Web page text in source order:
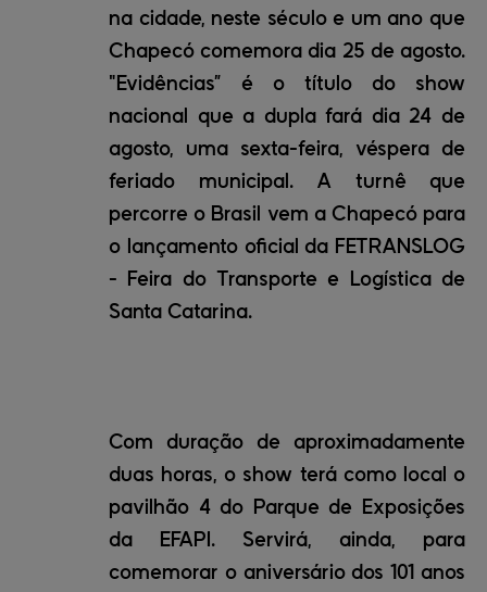
na cidade, neste século e um ano que
Chapecó comemora dia 25 de agosto.
"Evidências” é o título do show
nacional que a dupla fará dia 24 de
agosto, uma sexta-feira, véspera de
feriado municipal. A turnê que
percorre o Brasil vem a Chapecó para
o lançamento oficial da FETRANSLOG
- Feira do Transporte e Logística de
Santa Catarina.
Com duração de aproximadamente
duas horas, o show terá como local o
pavilhão 4 do Parque de Exposições
da EFAPI. Servirá, ainda, para
comemorar o aniversário dos 101 anos